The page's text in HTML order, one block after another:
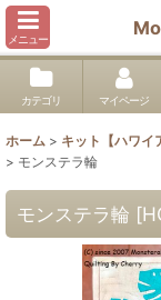
メニュー
カテゴリ マイページ
ホーム > キット【ハワイ
> モンステラ輪
モンステラ輪 [